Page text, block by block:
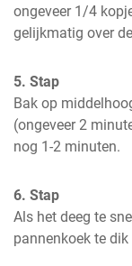
ongeveer 1/4
gelijkmatig over
5. Stap
Bak op
(ongeveer 2
nog 1-2 minuten.
6. Stap
Als het deeg te
pannenkoek te